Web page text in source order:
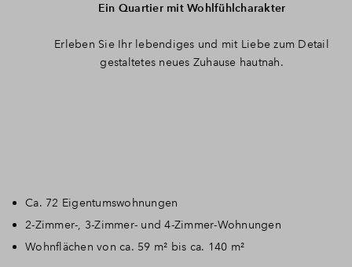
Ein Quartier mit Wohlfühlcharakter
Erleben Sie Ihr lebendiges und mit Liebe zum Detail
gestaltetes neues Zuhause hautnah.
Ca. 72 Eigentumswohnungen
2-Zimmer-, 3-Zimmer- und 4-Zimmer-Wohnungen
Wohnflächen von ca. 59 m² bis ca. 140 m²